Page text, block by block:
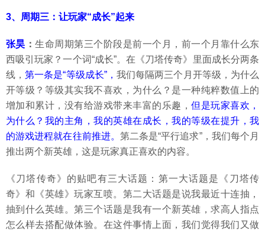
3、周期三：让玩家“成长”起来
张昊 ：生命周期第三个阶段是前一个月，前一个月靠什么东
西吸引玩家？一个词“成长”。在《刀塔传奇》里面成长分两条
线，第一条是“等级成长”， 我们每隔两三个月开等级，为什么
开等级？等级其实我不喜欢，为什么？是一种纯粹数值上的
增加和累计，没有给游戏带来丰富的乐趣，但是玩家喜欢，
为什么？我的主角，我的英雄在成长，我的等级在提升，我
的游戏进程就在往前推进。 第二条是“平行追求”，我们每个月
推出两个新英雄，这是玩家真正喜欢的内容。
《刀塔传奇》的贴吧有三大话题：第一大话题是《刀塔传
奇》和《英雄》玩家互喷。第二大话题是说我最近十连抽，
抽到什么英雄。第三个话题是我有一个新英雄，求高人指点
怎么样去搭配做体验。在这件事情上面，我们觉得我们又做